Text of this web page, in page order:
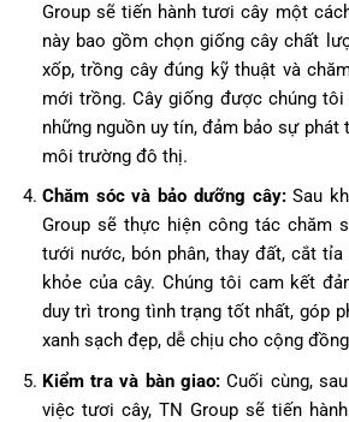
Group sẽ tiến hành tươi cây một
này bao gồm chọn giống cây chất
xốp, trồng cây đúng kỹ thuật và
mới trồng. Cây giống được chúng
những nguồn uy tín, đảm bảo sự phát
môi trường đô thị.
Chăm sóc và bảo dưỡng cây:Sau
Group sẽ thực hiện công tác chăm
tưới nước, bón phân, thay đất, cắt
khỏe của cây. Chúng tôi cam kết
duy trì trong tình trạng tốt nhất, góp
xanh sạch đẹp, dễ chịu cho cộng
Kiểm tra và bàn giao:Cuối cùng,
việc tươi cây, TN Group sẽ tiến